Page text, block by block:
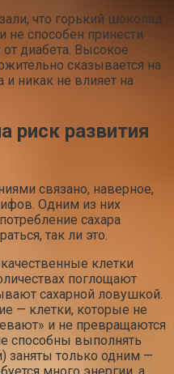
что горький шоколад
не способен принести
диабета. Высокое
сказывается на
никак не влияет на
риск развития
связано, наверное,
Одним из них
сахара
так ли это.
клетки
поглощают
сахарной ловушкой.
— клетки, которые не
и не превращаются
способны выполнять
заняты только одним —